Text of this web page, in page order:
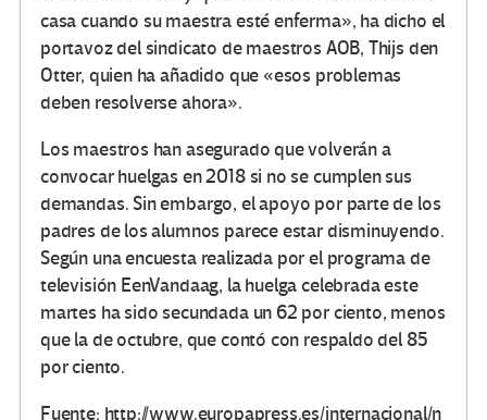
casa cuando su maestra esté enferma», ha dicho el
portavoz del sindicato de maestros AOB, Thijs den
Otter, quien ha añadido que «esos problemas
deben resolverse ahora».
Los maestros han asegurado que volverán a
convocar huelgas en 2018 si no se cumplen sus
demandas. Sin embargo, el apoyo por parte de los
padres de los alumnos parece estar disminuyendo.
Según una encuesta realizada por el programa de
televisión EenVandaag, la huelga celebrada este
martes ha sido secundada un 62 por ciento, menos
que la de octubre, que contó con respaldo del 85
por ciento.
Fuente: http://www.europapress.es/internacional/n